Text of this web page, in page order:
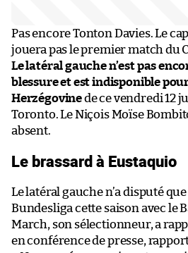
Pas encore Tonton Davies. Le
jouera pas le premier match du
Le latéral gauche n’est pas
blessure et est indisponible
Herzégovinede ce vendredi 12
Toronto. Le Niçois Moïse
absent.
Le brassard à Eustaquio
Le latéral gauche n’a disputé
Bundesliga cette saison avec le
March, son sélectionneur, a
en conférence de presse,